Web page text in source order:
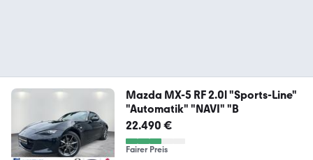
Mazda MX-5 RF 2.0l "Sports-Line"
"Automatik" "NAVI" "B
22.490 €
Fairer Preis